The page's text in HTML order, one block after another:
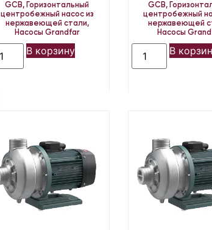
GCB,
Горизонтальный
центробежный насос из
нержавеющей стали,
Насосы Grandfar
В корзину
GCB,
центробежный
нержавеющей
Насосы
В